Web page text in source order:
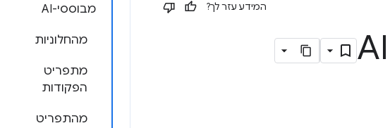
מבוססי-AI
מהחלוניות
מתפריט
הפקודות
מהתפריט
המידע עזר לך?